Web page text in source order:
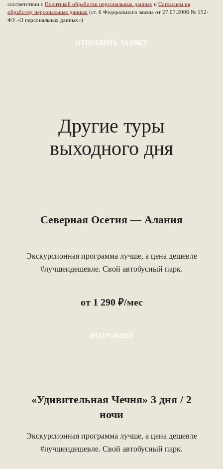
соответствии с Политикой обработки персональных данных и Согласием на
обработку персональных данных (ст. 6 Федерального закона от 27.07.2006 № 152-
ФЗ «О персональных данных»)
Другие туры
выходного дня
Северная Осетия — Алания
Экскурсионная программа лучше, а цена дешевле
#лучшеидешевле. Свой автобусный парк.
от 1 290 ₽/мес
ПОДРОБНЕЕ
«Удивительная Чечня» 3 дня / 2
ночи
Экскурсионная программа лучше, а цена дешевле
#лучшеидешевле. Свой автобусный парк.